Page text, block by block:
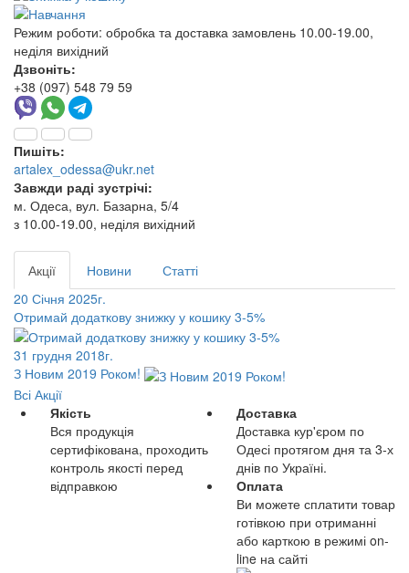
Режим роботи: обробка та доставка замовлень 10.00-19.00,
неділя вихідний
Дзвоніть:
+38 (097) 548 79 59
Пишіть:
artalex_odessa@ukr.net
Завжди раді зустрічі:
м. Одеса, вул. Базарна, 5/4
з 10.00-19.00, неділя вихідний
Акції Новини
Статті
20 Січня 2025г.
Отримай додаткову знижку у кошику 3-5%
31 грудня 2018г.
З Новим 2019 Роком!
Всі Акції
Якість
Вся продукція
сертифікована, проходить
контроль якості перед
відправкою
Доставка
Доставка кур'єром по
Одесі протягом дня та 3-х
днів по Україні.
Оплата
Ви можете сплатити товар
готівкою при отриманні
або карткою в режимі on-
line на сайті